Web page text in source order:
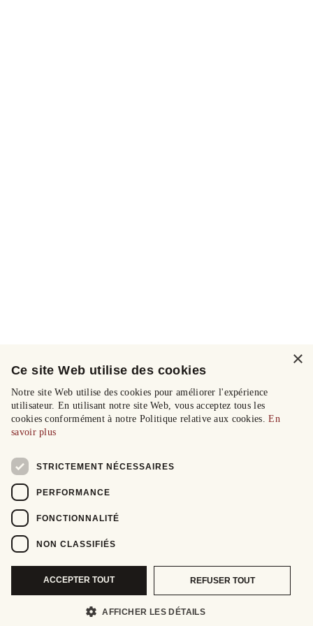
×
Ce site Web utilise des cookies
Notre site Web utilise des cookies pour améliorer l'expérience
utilisateur. En utilisant notre site Web, vous acceptez tous les
cookies conformément à notre Politique relative aux cookies.En
savoir plus
STRICTEMENT NÉCESSAIRES
PERFORMANCE
FONCTIONNALITÉ
NON CLASSIFIÉS
ACCEPTER TOUT REFUSER TOUT
AFFICHER LES DÉTAILS